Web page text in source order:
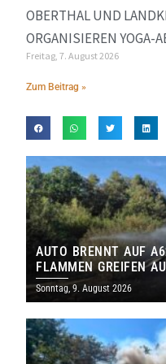
OBERTHAL UND
ORGANISIEREN YOGA-
Freitag, 7. August 2026
Zum Beitrag »
AUTO BRENNT AUF
FLAMMEN GREIFEN
Sonntag, 9. August 2026